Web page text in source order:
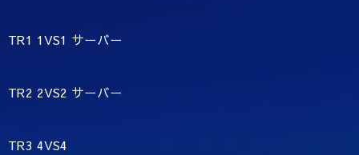
TR1 1VS1 サーバー
TR2 2VS2 サーバー
TR3 4VS4